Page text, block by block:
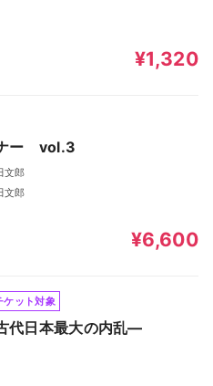
¥1,320
ー vol.3
文郎
文郎
¥6,600
ケット対象
代日本最大の内乱―